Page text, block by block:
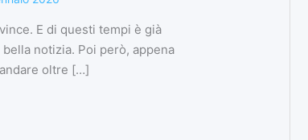
E di questi tempi è già
bella notizia. Poi però, appena
oltre […]